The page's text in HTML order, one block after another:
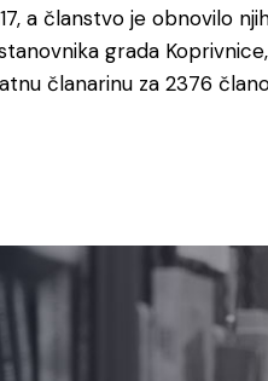
a članstvo je obnovilo
grada
članarinu za 2376